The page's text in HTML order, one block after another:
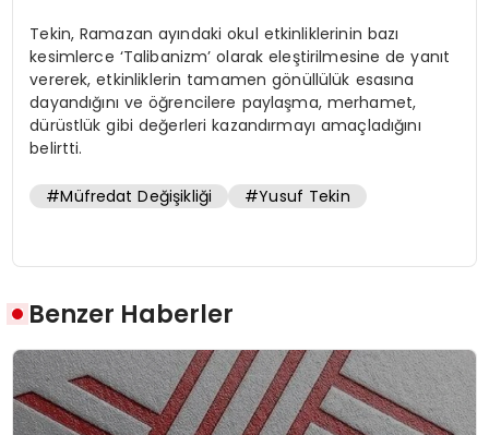
Tekin, Ramazan ayındaki okul etkinliklerinin bazı
kesimlerce ‘Talibanizm’ olarak eleştirilmesine de yanıt
vererek, etkinliklerin tamamen gönüllülük esasına
dayandığını ve öğrencilere paylaşma, merhamet,
dürüstlük gibi değerleri kazandırmayı amaçladığını
belirtti.
#Müfredat Değişikliği #Yusuf Tekin
Benzer Haberler